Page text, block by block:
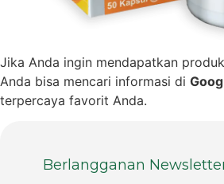
Jika Anda ingin mendapatkan produk
Anda bisa mencari informasi di
terpercaya favorit Anda.
Berlangganan